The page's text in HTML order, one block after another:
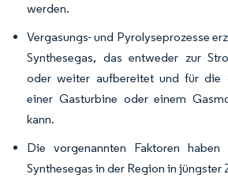
werden.
Vergasungs- und Pyrolyseprozesse
Synthesegas, das entweder zur
oder weiter aufbereitet und für die
einer Gasturbine oder einem
kann.
Die vorgenannten Faktoren
Synthesegas in der Region in jüngster